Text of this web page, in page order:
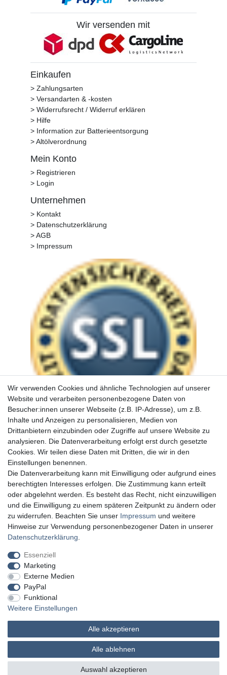
Wir versenden mit
Einkaufen
> Zahlungsarten
> Versandarten & -kosten
> Widerrufsrecht / Widerruf erklären
> Hilfe
> Information zur Batterieentsorgung
> Altölverordnung
Mein Konto
> Registrieren
> Login
Unternehmen
> Kontakt
> Datenschutzerklärung
> AGB
> Impressum
MATHES Werkzeuge und Maschinen
Wir verwenden Cookies und ähnliche Technologien auf unserer
Website und verarbeiten personenbezogene Daten von
Besucher:innen unserer Webseite (z.B. IP-Adresse), um z.B.
Inhalte und Anzeigen zu personalisieren, Medien von
Drittanbietern einzubinden oder Zugriffe auf unsere Website zu
analysieren. Die Datenverarbeitung erfolgt erst durch gesetzte
Cookies. Wir teilen diese Daten mit Dritten, die wir in den
Einstellungen benennen.
Die Datenverarbeitung kann mit Einwilligung oder aufgrund eines
berechtigten Interesses erfolgen. Die Zustimmung kann erteilt
oder abgelehnt werden. Es besteht das Recht, nicht einzuwilligen
und die Einwilligung zu einem späteren Zeitpunkt zu ändern oder
zu widerrufen. Beachten Sie unser Impressum und weitere
Hinweise zur Verwendung personenbezogener Daten in unserer
Daten­schutz­erklärung
Essenziell
Marketing
Externe Medien
PayPal
Funktional
Weitere Einstellungen
Alle akzeptieren
Alle ablehnen
Auswahl akzeptieren